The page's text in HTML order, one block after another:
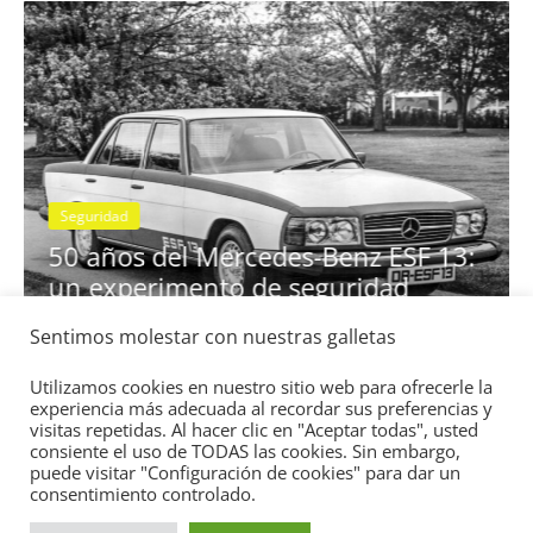
Seguridad
50 años del Mercedes-Benz ESF 13:
31 de mayo de 2022 mospotter84 0
Sentimos molestar con nuestras galletas
Utilizamos cookies en nuestro sitio web para ofrecerle la
experiencia más adecuada al recordar sus preferencias y
visitas repetidas. Al hacer clic en "Aceptar todas", usted
consiente el uso de TODAS las cookies. Sin embargo,
puede visitar "Configuración de cookies" para dar un
consentimiento controlado.